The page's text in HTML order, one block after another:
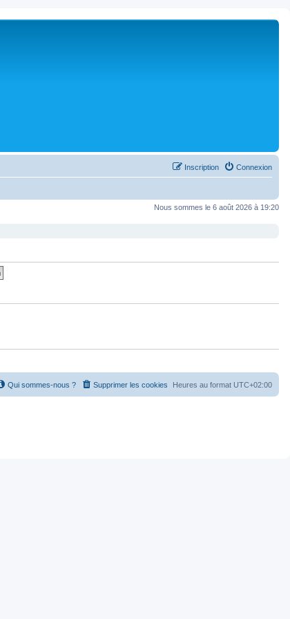
Connexion
Inscription
Nous sommes le 6 août 2026 à 19:20
Heures au format UTC+02:00
Supprimer les cookies
Qui sommes-nous ?